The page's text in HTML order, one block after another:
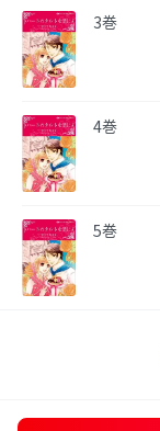
3巻
4巻
5巻